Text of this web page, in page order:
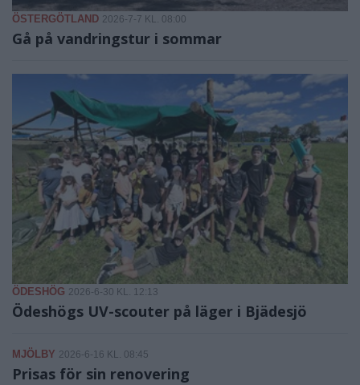
ÖSTERGÖTLAND 2026-7-7 KL. 08:00
Gå på vandringstur i sommar
ÖDESHÖG 2026-6-30 KL. 12:13
Ödeshögs UV-scouter på läger i Bjädesjö
MJÖLBY 2026-6-16 KL. 08:45
Prisas för sin renovering